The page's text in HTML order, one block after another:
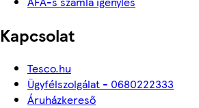
Kapcsolat
Tesco.hu
Ügyfélszolgálat - 0680222333
Áruházkereső